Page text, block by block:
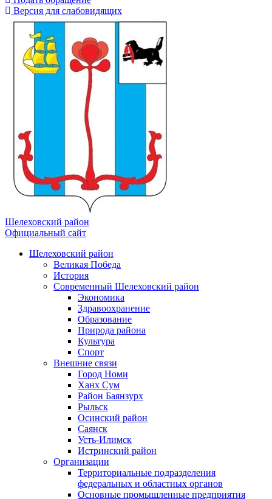
Версия для слабовидящих
Шелеховский район
Официальный сайт
Шелеховский район
Великая Победа
История
Современный Шелеховский район
Экономика
Здравоохранение
Образование
Природа района
Культура
Спорт
Внешние связи
Город Номи
Ханх Сум
Район Баянзурх
Рыльск
Осинский район
Саянск
Усть-Илимск
Истринский район
Организации
Территориальные подразделения
федеральных и областных органов
Основные промышленные предприятия